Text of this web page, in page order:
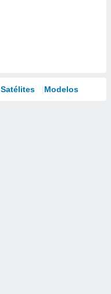
Satélites Modelos